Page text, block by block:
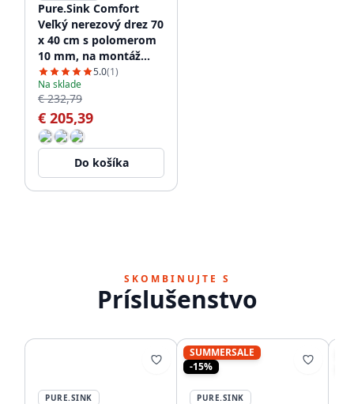
Pure.Sink Comfort
Veľký nerezový drez 70
x 40 cm s polomerom
10 mm, na montáž
pod dosku, do dosky a
na dosku PCM7040-02
5.0(1)
Na sklade
€ 232,79
€ 205,39
Do košíka
SKOMBINUJTE S
Príslušenstvo
PURE.SINK
SUMMERSALE
-15%
PURE.SINK